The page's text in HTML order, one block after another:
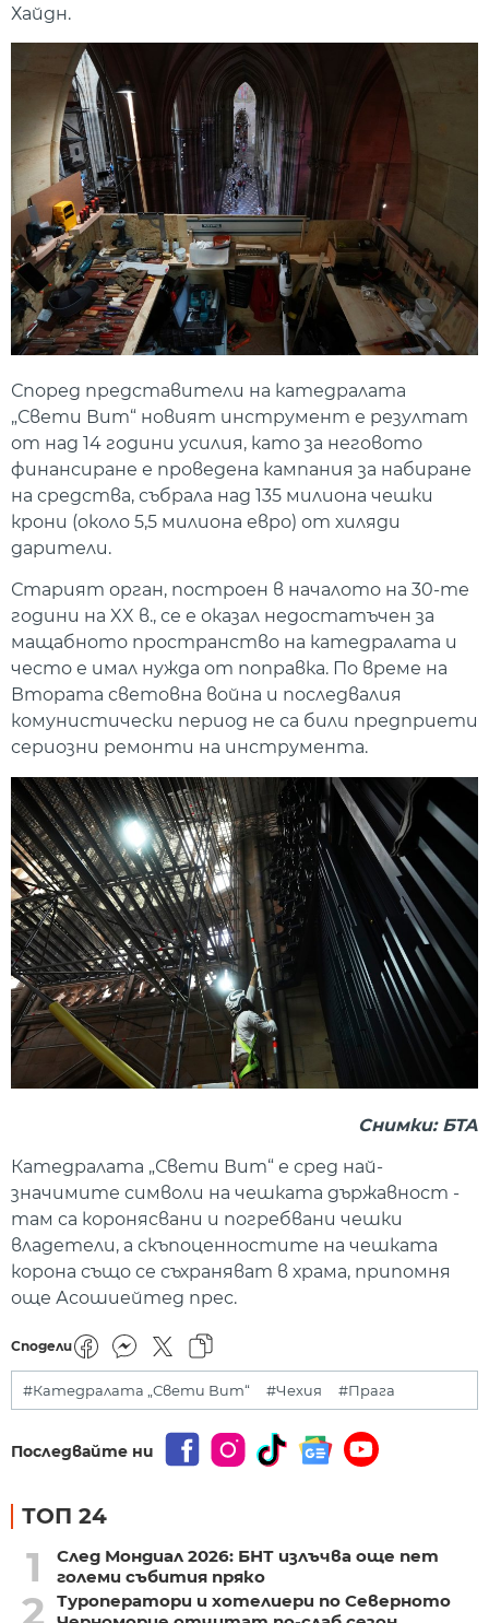
Хайдн.
Според представители на катедралата
„Свети Вит“ новият инструмент е резултат
от над 14 години усилия, като за неговото
финансиране е проведена кампания за набиране
на средства, събрала над 135 милиона чешки
крони (около 5,5 милиона евро) от хиляди
дарители.
Старият орган, построен в началото на 30-те
години на XX в., се е оказал недостатъчен за
мащабното пространство на катедралата и
често е имал нужда от поправка. По време на
Втората световна война и последвалия
комунистически период не са били предприети
сериозни ремонти на инструмента.
Снимки: БТА
Катедралата „Свети Вит“ е сред най-
значимите символи на чешката държавност -
там са коронясвани и погребвани чешки
владетели, а скъпоценностите на чешката
корона също се съхраняват в храма, припомня
още Асошиейтед прес.
Сподели
#Катедралата „Свети Вит“ #Чехия #Прага
Последвайте ни
ТОП 24
1
След Мондиал 2026: БНТ излъчва още пет
големи събития пряко
2
Туроператори и хотелиери по Северното